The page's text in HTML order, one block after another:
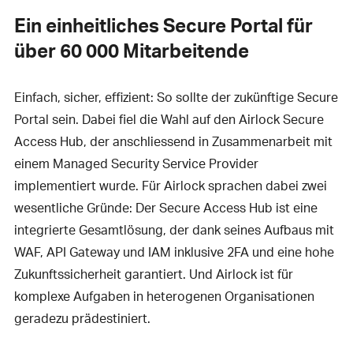
Ein einheitliches Secure Portal für
über 60 000­ Mitarbeitende
Einfach, sicher, effizient: So sollte der zukünftige Secure
Portal sein. Dabei fiel die Wahl auf den Airlock Secure
Access Hub, der anschliessend in Zusammenarbeit mit
einem Managed Security Service Provider
implementiert wurde. Für Airlock sprachen dabei zwei
wesentliche Gründe: Der Secure Access Hub ist eine
integrierte Gesamtlösung, der dank seines Aufbaus mit
WAF, API Gateway und IAM inklusive 2FA und eine hohe
Zukunftssicherheit garantiert. Und Airlock ist für
komplexe Aufgaben in heterogenen Organisationen
geradezu prädestiniert.